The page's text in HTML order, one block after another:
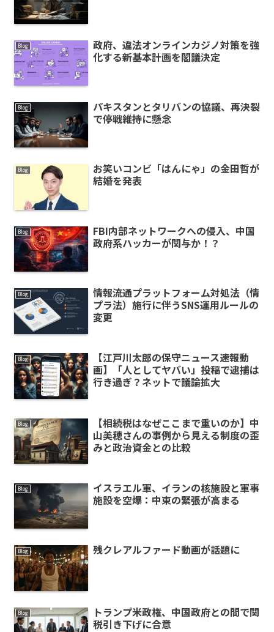
Blog
政府、違法オンラインカジノ対策を強
化する新基本計画を閣議決定
Blog
パキスタンとタリバンの協議、再決裂
で停戦維持に懸念
Blog
お笑いコンビ「はんにゃ」の金田哲が
結婚を発表
Blog
FBI内部ネットワークへの侵入、中国
政府系ハッカーが関与か！？
Blog
情報流通プラットフォーム対処法（情
プラ法）施行に伴うSNS運用ルールの
変更
Blog
【江戸川太郎の保守ニュース速報動
画】「人としてヤバい」投稿で逮捕は
行き過ぎ？ネットで議論拡大
Blog
【相続税はなぜここまで重いのか】中
山美穂さんの事例から見える制度の歪
みと政治資金との比較
Blog
イスラエル軍、イランの核施設と軍事
施設を空爆：中東の緊張が高まる
Blog 残クレアルファード動画が話題に
Blog
トランプ米政権、中国政府との間で関
税引き下げに合意